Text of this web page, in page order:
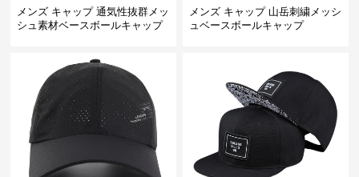
メンズ キャップ 通気性抜群メッ
シュ素材ベースボールキャップ
メンズ キャップ 山岳刺繍メッシ
ュベースボールキャップ